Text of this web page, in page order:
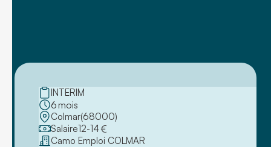
INTERIM
6mois
Colmar(68000)
Salaire12-14 €
Camo Emploi COLMAR